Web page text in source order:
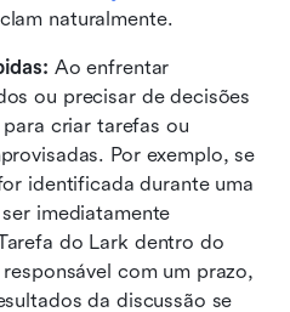
naturalmente.
Ao enfrentar
ou precisar de decisões
criar tarefas ou
Por exemplo, se
identificada durante uma
imediatamente
do Lark dentro do
com um prazo,
da discussão se